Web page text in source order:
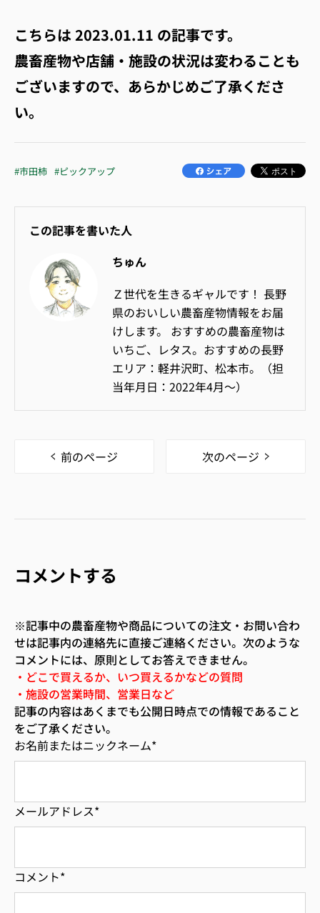
こちらは2023.01.11 の記事です。
農畜産物や店舗・施設の状況は変わることも
ございますので、あらかじめご了承くださ
い。
#市田柿 #ピックアップ
この記事を書いた人
ちゅん
Ｚ世代を生きるギャルです！ 長野
県のおいしい農畜産物情報をお届
けします。 おすすめの農畜産物は
いちご、レタス。おすすめの長野
エリア：軽井沢町、松本市。（担
当年月日：2022年4月〜）
前のページ 次のページ
コメントする
※記事中の農畜産物や商品についての注文・お問い合わ
せは記事内の連絡先に直接ご連絡ください。次のような
コメントには、原則としてお答えできません。
・どこで買えるか、いつ買えるかなどの質問
・施設の営業時間、営業日など
記事の内容はあくまでも公開日時点での情報であること
をご了承ください。
お名前またはニックネーム*
メールアドレス*
コメント*